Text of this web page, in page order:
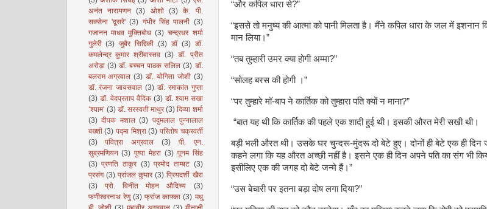
“और कपिल धारा से?”
“इससे तो मनुष्य की आत्मा को पानी मिलता है। मैंने कपिल धारा के जल में इशनान
मान लिया।”
“तब तुम्हारी उमर क्‍या होगी अम्मा?”
“सोलह बरस की होगी ।”
“पर तुम्हारे मॉ-बाप ने कार्तिक को तुम्हारा पति क्‍यों न माना?”
“बात यह थी कि कार्तिक की पहले एक शादी हुई थी। इसकी औरत मेरी सखी थी।
बड़ी भली औरत थी। उसके घर चुन्दरू-मुंदरू दो बेटे हुए। दोनों ही बेटे एक ही दिन
कहने लगा कि यह औरत अच्छी नहीं है। इसने एक ही दिन अपने पति का संग भी
इसीलिए एक की जगह दो बेटे जन्मे हैं।”
“उस बेचारी पर इतना बड़ा दोष लगा दिया?”
अनंत नारायणन (3) ओशो (3) के. पी.
सक्सेना 'दूसरे' (3) गंभीर सिंह पालनी (3)
गजानन माधव मुक्तिबोध (3) चन्द्रधर शर्मा
गुलेरी (3) जुबैर सिद्दिकी (3) डॉ (3) डॉ.
कमलेन्द्र कुमार श्रीवास्तव (3) डॉ. प्रीत
अरोड़ा (3) डॉ. बच्चन पाठक सलिल (3) डॉ.
बलराम अग्रवाल (3) डॉ. योगिता जोशी (3)
डॉ. रंजना जायसवाल (3) डॉ. रमाकांत गुप्ता
(3) डॉ. वेदप्रताप वैदिक (3) डॉ. श्याम सखा
‘श्याम’ (3) डॉ. सरस्वती माथुर (3) दिव्या शर्मा
(3) दीपक मशाल (3) पदुमलाल पुन्नालाल
बख्शी (3) पद्मा मिश्रा (3) परितोष चक्रवर्ती
(3)
पवित्रा अग्रवाल (3)
पी. एन.
सुब्रमणियन (3) पुष्पा मेहरा (3) पूनम सिंह
(3) प्रणति ठाकुर (3) प्रमोद ताम्बट (3)
प्रसंग (3) प्रांजल कुमार (3) प्रियदर्शी खैरा
(3)
प्रो. विनीत मोहन औदिच्य
(3)
फणीश्वरनाथ रेणु (3) फ्रांज काफ्का (3) मधु